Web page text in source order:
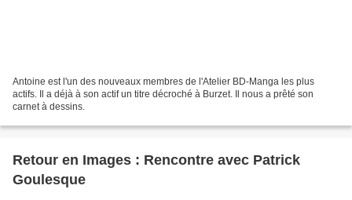
Antoine est l'un des nouveaux membres de l'Atelier BD-Manga les plus
actifs. Il a déjà à son actif un titre décroché à Burzet. Il nous a prêté son
carnet à dessins.
Retour en Images : Rencontre avec Patrick
Goulesque